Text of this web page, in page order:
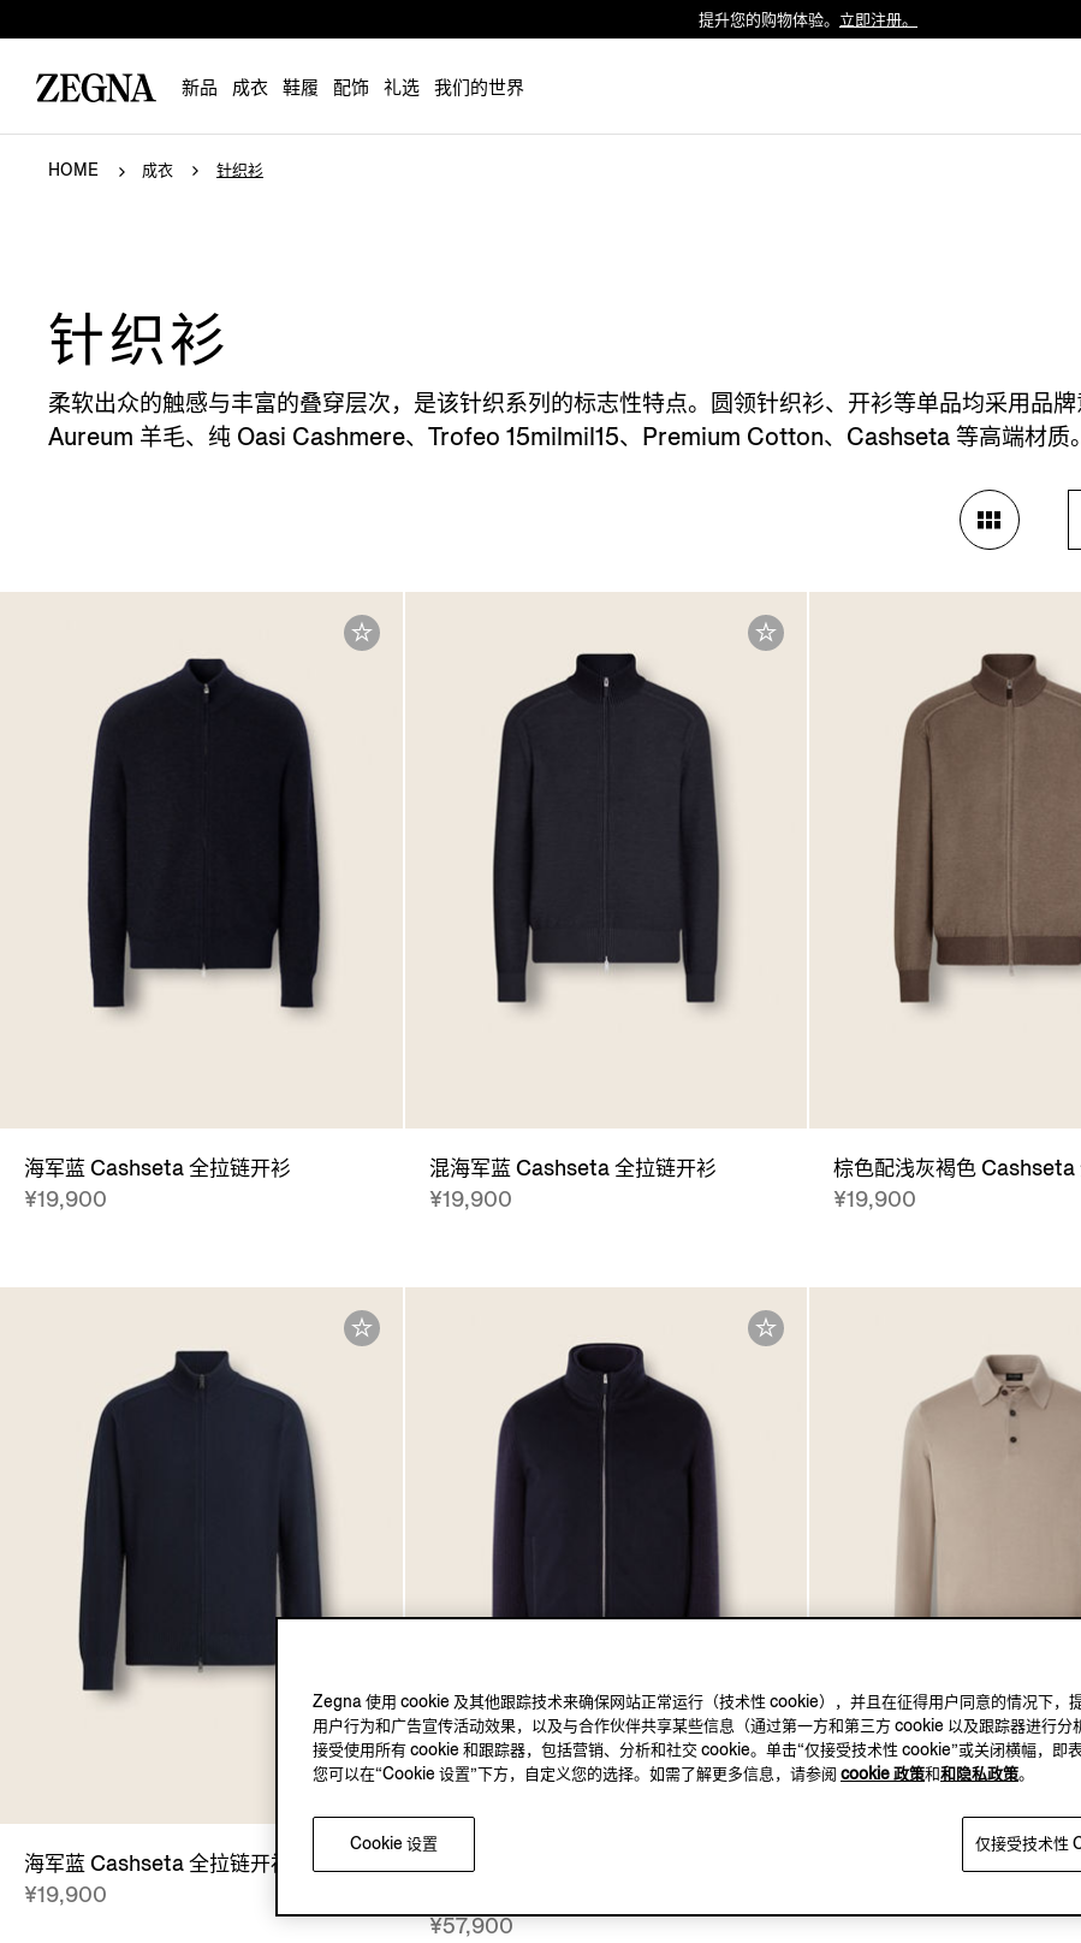
Luxembourg
Switzerland
United Kingdom
提升您的购物体验。 立即注册。
新品 成衣 鞋履 配饰 礼选 我们的世界
HOME 成衣 针织衫
针织衫
柔软出众的触感与丰富的叠穿层次，是该针织系列的标志性特点。圆领针织衫、开衫等单品均采用品
Aureum 羊毛、纯 Oasi Cashmere、Trofeo 15milmil15、Premium Cotton、Cashseta 等高端材质。
海军蓝 Cashseta 全拉链开衫
¥19,900
混海军蓝 Cashseta 全拉链开衫
¥19,900
棕色配浅灰褐色 Cashseta
¥19,900
海军蓝 Cashseta 全拉链开衫
¥19,900
OASI CASHMERE
COLLECTION
海军蓝 Oasi Cashmere 绿洲羊绒全拉
¥57,900
混浅灰褐色 Cashseta
Zegna 使用 cookie 及其他跟踪技术来确保网站正常运行（技术性 cookie），并且在征得用户同意的情况下，
用户行为和广告宣传活动效果，以及与合作伙伴共享某些信息（通过第一方和第三方 cookie 以及跟踪器进行分
接受使用所有 cookie 和跟踪器，包括营销、分析和社交 cookie。单击“仅接受技术性 cookie”或关闭横幅，即
您可以在“Cookie 设置”下方，自定义您的选择。如需了解更多信息，请参阅 cookie 政策和和隐私政策。
仅接受技术性
Cookie 设置